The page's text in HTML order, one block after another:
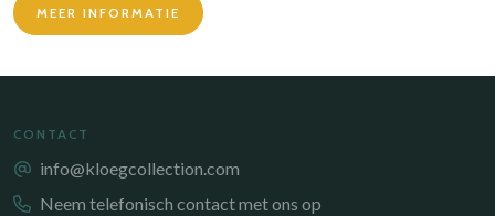
MEER INFORMATIE
CONTACT
info@kloegcollection.com
Neem telefonisch contact met ons op